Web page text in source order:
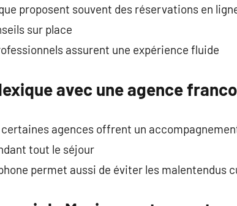
proposent souvent des réservations en
sur place
assurent une expérience fluide
avec une agence
agences offrent un
tout le séjour
permet aussi de éviter les malentendus